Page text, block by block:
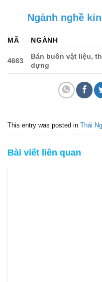
Ngành nghề
MÃ NGÀNH
4663
Bán buôn vật liệu,
dựng
This entry was posted in Thái
Bài viết liên quan